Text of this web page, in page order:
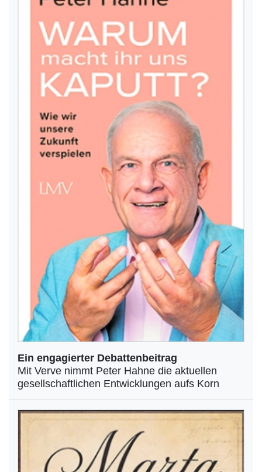
Ein engagierter Debattenbeitrag
Mit Verve nimmt Peter Hahne die aktuellen
gesellschaftlichen Entwicklungen aufs Korn